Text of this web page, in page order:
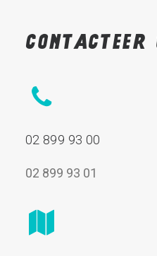
Contacteer
02 899 93 00
02 899 93 01